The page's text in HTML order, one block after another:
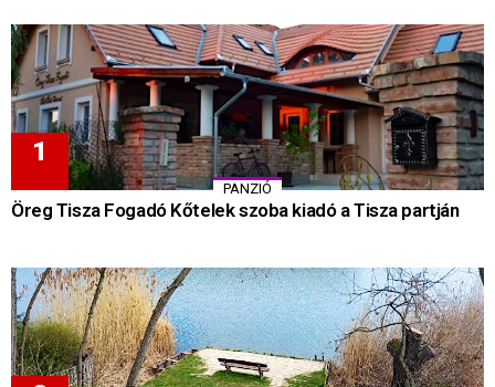
PANZIÓ
Öreg Tisza Fogadó Kőtelek szoba kiadó a Tisza partján